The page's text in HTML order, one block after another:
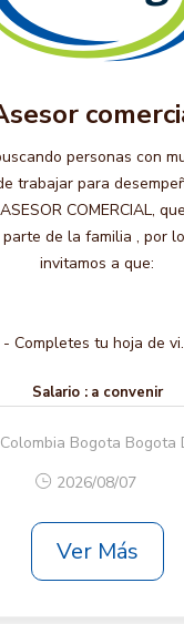
personas con
trabajar para
COMERCIAL,
parte de la familia , por
invitamos a que:
- Completes tu hoja de
Salario : a convenir
Colombia Bogota Bogota
2026/08/07
Ver Más